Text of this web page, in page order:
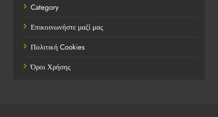
Category
Επικοινωνήστε μαζί μας
Πολιτική Cookies
Όροι Χρήσης